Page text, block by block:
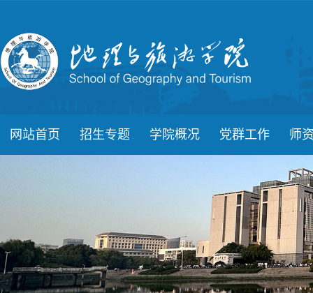
网站首页 招生专题 学院概况 党群工作 师